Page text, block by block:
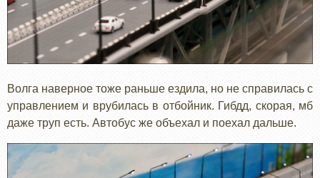
Волга наверное тоже раньше ездила, но не справилась с
управлением и врубилась в отбойник. Гибдд, скорая, мб
даже труп есть. Автобус же объехал и поехал дальше.